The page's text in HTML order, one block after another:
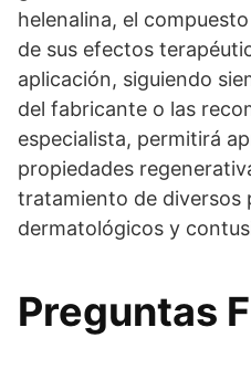
helenalina, el
de sus efectos
aplicación, siguiendo
del fabricante o las
especialista, permitirá
propiedades
tratamiento de diversos
dermatológicos y
Preguntas